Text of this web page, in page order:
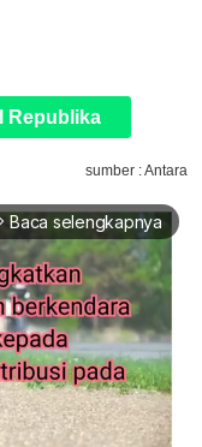
Republika
sumber : Antara
Baca selengkapnya